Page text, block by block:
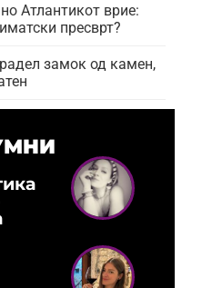
Атлантикот врие:
пресврт?
замок од камен,